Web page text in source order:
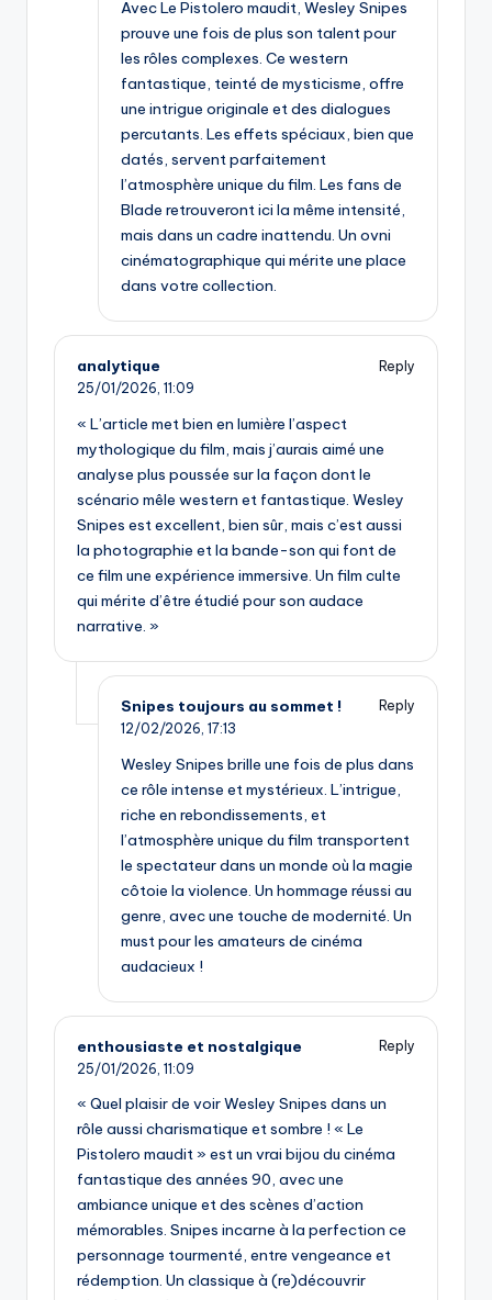
Avec Le Pistolero maudit, Wesley Snipes
prouve une fois de plus son talent pour
les rôles complexes. Ce western
fantastique, teinté de mysticisme, offre
une intrigue originale et des dialogues
percutants. Les effets spéciaux, bien que
datés, servent parfaitement
l’atmosphère unique du film. Les fans de
Blade retrouveront ici la même intensité,
mais dans un cadre inattendu. Un ovni
cinématographique qui mérite une place
dans votre collection.
analytique
Reply
25/01/2026, 11:09
« L’article met bien en lumière l’aspect
mythologique du film, mais j’aurais aimé une
analyse plus poussée sur la façon dont le
scénario mêle western et fantastique. Wesley
Snipes est excellent, bien sûr, mais c’est aussi
la photographie et la bande-son qui font de
ce film une expérience immersive. Un film culte
qui mérite d’être étudié pour son audace
narrative. »
Snipes toujours au sommet !
Reply
12/02/2026, 17:13
Wesley Snipes brille une fois de plus dans
ce rôle intense et mystérieux. L’intrigue,
riche en rebondissements, et
l’atmosphère unique du film transportent
le spectateur dans un monde où la magie
côtoie la violence. Un hommage réussi au
genre, avec une touche de modernité. Un
must pour les amateurs de cinéma
audacieux !
enthousiaste et nostalgique
Reply
25/01/2026, 11:09
« Quel plaisir de voir Wesley Snipes dans un
rôle aussi charismatique et sombre ! « Le
Pistolero maudit » est un vrai bijou du cinéma
fantastique des années 90, avec une
ambiance unique et des scènes d’action
mémorables. Snipes incarne à la perfection ce
personnage tourmenté, entre vengeance et
rédemption. Un classique à (re)découvrir